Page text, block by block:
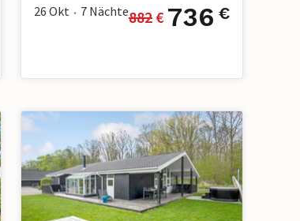
26 Okt • 7 Nächte882 € 736 €